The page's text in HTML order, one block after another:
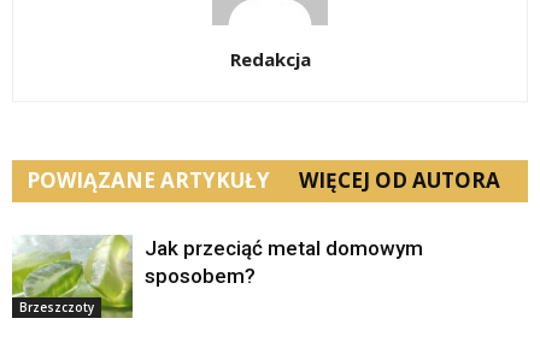
Redakcja
POWIĄZANE ARTYKUŁY WIĘCEJ OD AUTORA
Brzeszczoty
Jak przeciąć metal domowym
sposobem?